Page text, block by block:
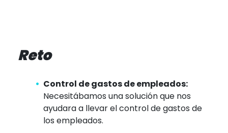
Reto
Control de gastos de empleados:
Necesitábamos una solución que nos
ayudara a llevar el control de gastos de
los empleados.